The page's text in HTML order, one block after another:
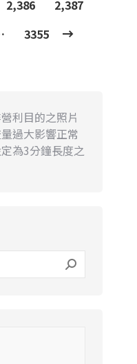
2,386
2,387
3355
利目的之照片
過大影響正常
為3分鐘長度之